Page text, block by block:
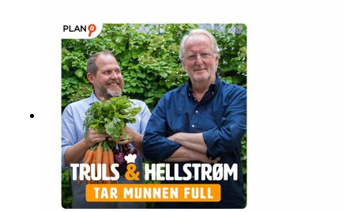
kjærligheten og shoppinglysten.